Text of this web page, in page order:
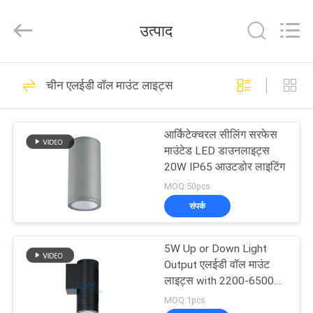
उत्पादों
कारखाना
LIGHTING
LIMITED.
Reserved.
एलईडी अंडरवाटर पूल
लाइट्स
39
एलईडी इनग्राउंड लाइट
99
उत्पाद
चीन एलईडी वॉल माउंट लाइट्स
आर्किटेक्चरल सीलिंग सरफेस
माउंटेड LED डाउनलाइट्स
20W IP65 आउटडोर लाइटिंग
MOQ:50pcs
संपर्क
5W Up or Down Light
Output एलईडी वॉल माउंट
लाइट्स with 2200-6500K
Color Temperature
MOQ:1pcs